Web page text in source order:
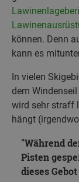
können. Denn
kann es
In vielen
dem
wird sehr straff
hängt
Während
Pisten
dieses